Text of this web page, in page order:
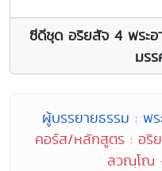
ซีดีชุด อริยสัจ 4 พร
มร
ผู้บรรยายธรรม :
คอร์ส/หลักสูตร : อริ
ลวณฺโณ